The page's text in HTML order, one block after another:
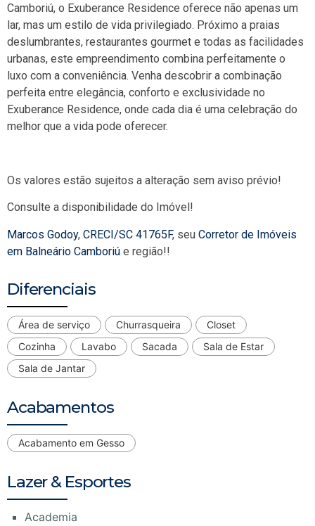
Camboriú, o Exuberance Residence oferece não apenas um
lar, mas um estilo de vida privilegiado. Próximo a praias
deslumbrantes, restaurantes gourmet e todas as facilidades
urbanas, este empreendimento combina perfeitamente o
luxo com a conveniência. Venha descobrir a combinação
perfeita entre elegância, conforto e exclusividade no
Exuberance Residence, onde cada dia é uma celebração do
melhor que a vida pode oferecer.
Os valores estão sujeitos a alteração sem aviso prévio!
Consulte a disponibilidade do Imóvel!
Marcos Godoy, CRECI/SC 41765F, seu Corretor de Imóveis
em Balneário Camboriú e região!!
Diferenciais
Área de serviço Churrasqueira
Closet
Cozinha
Lavabo Sacada
Sala de Estar
Sala de Jantar
Acabamentos
Acabamento em Gesso
Lazer & Esportes
Academia